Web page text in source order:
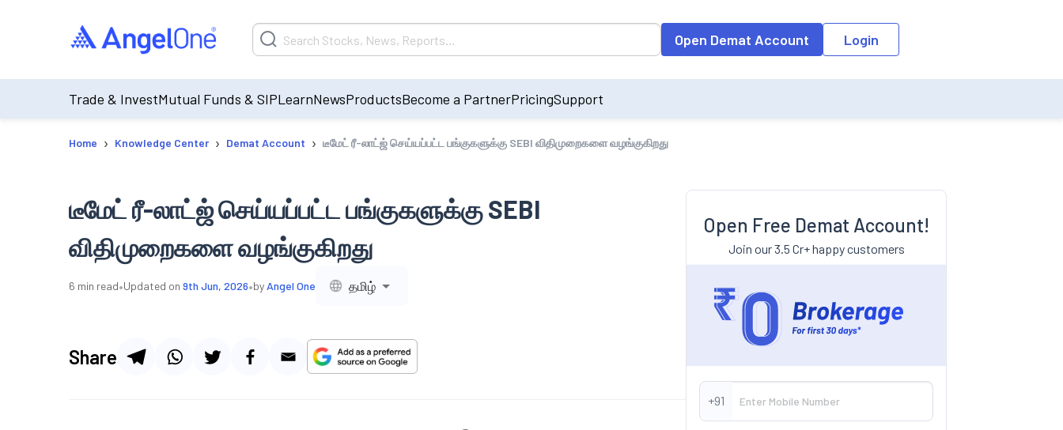
Open Demat Account Login
Trade & InvestMutual Funds & SIPLearnNewsProductsBecome a PartnerPricingSupport
Home › Knowledge Center › Demat Account › டீமேட் ரீ-லாட்ஜ் செய்யப்பட்ட பங்குகளுக்கு SEBI விதிமுறைகளை வழங்குகிறது
டீமேட் ரீ-லாட்ஜ் செய்யப்பட்ட பங்குகளுக்கு SEBI
விதிமுறைகளை வழங்குகிறது
6 min read•Updated on 9th Jun, 2026•by Angel One தமிழ்
Share
Open Free Demat Account!
Join our 3.5 Cr+ happy customers
+91